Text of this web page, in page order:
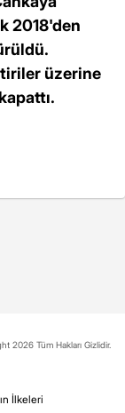
2018'den
üzerine
2026 Tüm Hakları Gizlidir.
İlkeleri